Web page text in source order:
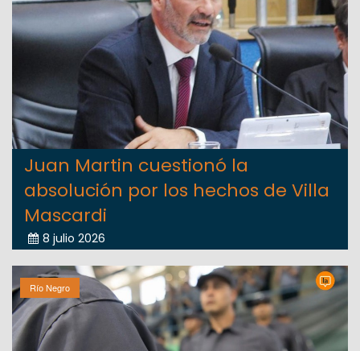
Juan Martin cuestionó la
absolución por los hechos de Villa
Mascardi
8 julio 2026
Río Negro